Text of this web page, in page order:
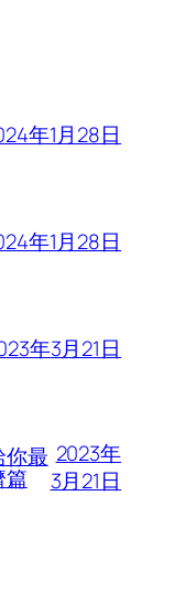
年1月28日
年1月28日
年3月21日
你最
篇
2023年
3月21日